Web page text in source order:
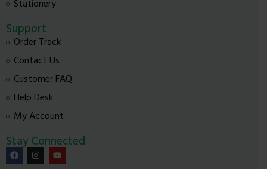
Stationery
Support
Order Track
Contact Us
Customer FAQ
Help Desk
My Account
Stay Connected